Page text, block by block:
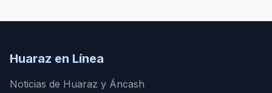
Huaraz en Línea
Noticias de Huaraz y Áncash